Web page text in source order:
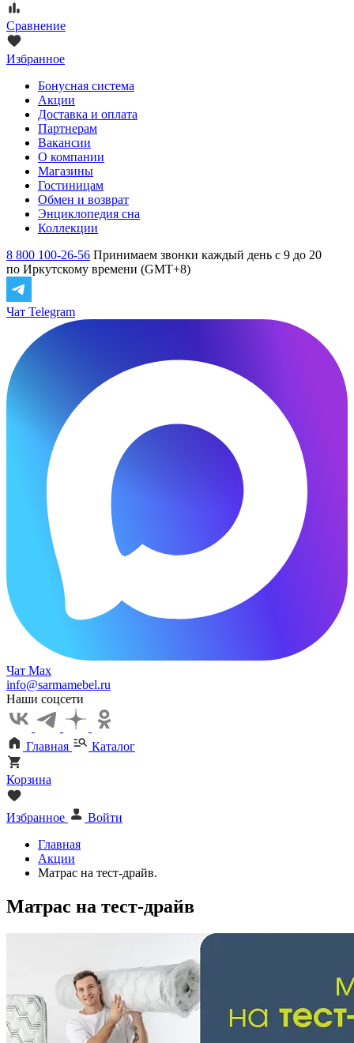
Сравнение
Избранное
Бонусная система
Акции
Доставка и оплата
Партнерам
Вакансии
О компании
Магазины
Гостиницам
Обмен и возврат
Энциклопедия сна
Коллекции
8 800 100-26-56 Принимаем звонки каждый день с 9 до 20
по Иркутскому времени (GMT+8)
Чат Telegram
Чат Max
info@sarmamebel.ru
Наши соцсети
Главная Каталог
Корзина
Избранное
Войти
Главная
Акции
Матрас на тест-драйв.
Матрас на тест-драйв